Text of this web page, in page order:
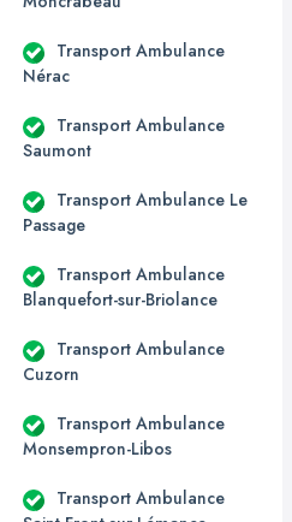
Transport Ambulance
Nérac
Transport Ambulance
Saumont
Transport Ambulance Le
Passage
Transport Ambulance
Blanquefort-sur-Briolance
Transport Ambulance
Cuzorn
Transport Ambulance
Monsempron-Libos
Transport Ambulance